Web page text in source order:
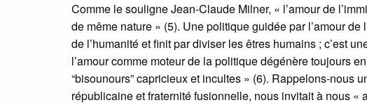
Comme le souligne Jean-Claude Milner, « l’amour de
de même nature » (5). Une politique guidée par l’amour
de l’humanité et finit par diviser les êtres humains ; c’est
l’amour comme moteur de la politique dégénère toujours
“bisounours” capricieux et incultes » (6). Rappelons-nous
républicaine et fraternité fusionnelle, nous invitait à nous «